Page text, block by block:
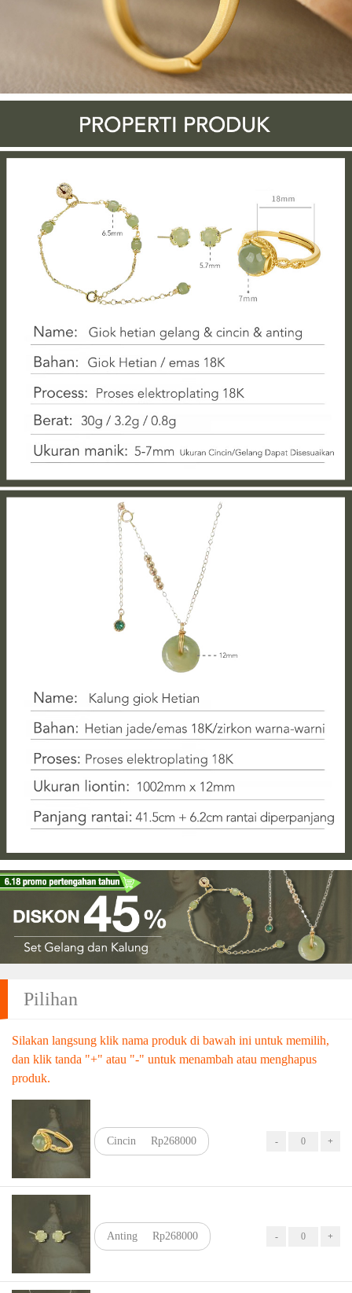
Pilihan
Silakan langsung klik nama produk di bawah ini untuk memilih,
dan klik tanda "+" atau "-" untuk menambah atau menghapus
produk.
Cincin Rp268000
Anting Rp268000